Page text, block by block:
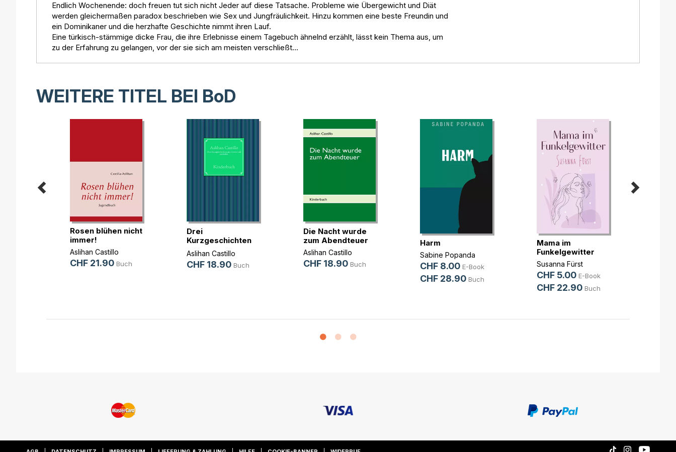
Endlich Wochenende: doch freuen tut sich nicht Jeder auf diese Tatsache. Probleme wie Übergewicht und Diät
werden gleichermaßen paradox beschrieben wie Sex und Jungfräulichkeit. Hinzu kommen eine beste Freundin und
ein Dominikaner und die herzhafte Geschichte nimmt ihren Lauf.
Eine türkisch-stämmige dicke Frau, die ihre Erlebnisse einem Tagebuch ähnelnd erzählt, lässt kein Thema aus, um
zu der Erfahrung zu gelangen, vor der sie sich am meisten verschließt…
WEITERE TITEL BEI BoD
Rosen blühen nicht
immer!
Aslihan Castillo
CHF 21.90 Buch
Drei
Kurzgeschichten
zum Lesen und(...)
Aslihan Castillo
CHF 18.90 Buch
Die Nacht wurde
zum Abendteuer
Aslihan Castillo
CHF 18.90 Buch
Harm
Sabine Popanda
CHF 8.00 E-Book
CHF 28.90 Buch
Mama im
Funkelgewitter
Susanna Fürst
CHF 5.00 E-Book
CHF 22.90 Buch